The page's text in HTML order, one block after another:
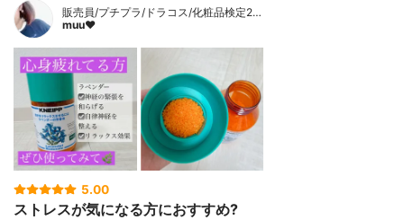
販売員/プチプラ/ドラコス/化粧品検定2…
muu❤︎
5.00
ストレスが気になる方におすすめ?